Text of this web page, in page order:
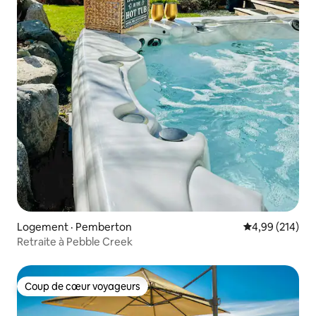
Logement · Pemberton Note
4,99 (214)
Retraite à Pebble Creek
Coup de cœur voyageurs
Coup de cœur voyageurs